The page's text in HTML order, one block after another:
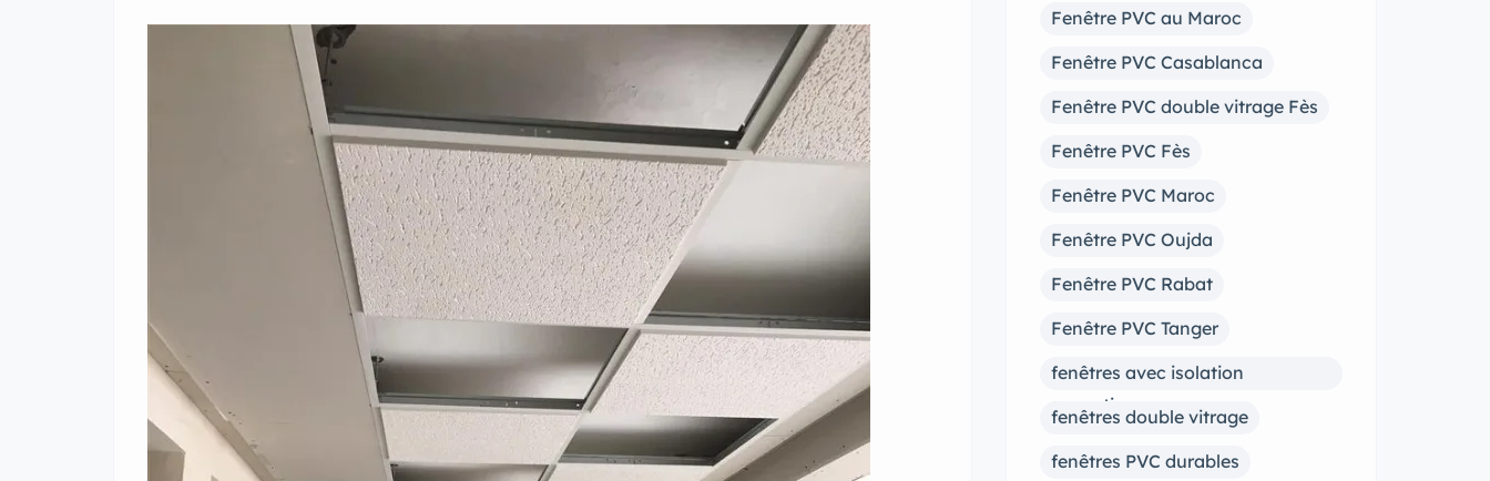
Fenêtre PVC au Maroc
Fenêtre PVC Casablanca
Fenêtre PVC double vitrage Fès
Fenêtre PVC Fès
Fenêtre PVC Maroc
Fenêtre PVC Oujda
Fenêtre PVC Rabat
Fenêtre PVC Tanger
fenêtres avec isolation
acoustique
fenêtres double vitrage
fenêtres PVC durables